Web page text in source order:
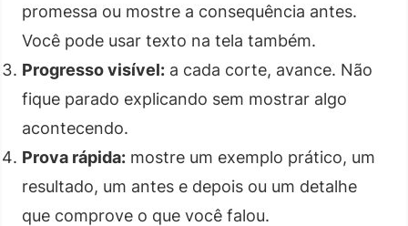
promessa ou mostre a consequência antes.
Você pode usar texto na tela também.
Progresso visível: a cada corte, avance. Não
fique parado explicando sem mostrar algo
acontecendo.
Prova rápida: mostre um exemplo prático, um
resultado, um antes e depois ou um detalhe
que comprove o que você falou.